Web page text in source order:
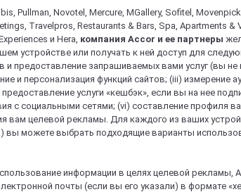
Pullman, Novotel, Mercure, MGallery, Sofitel,
Travelpros, Restaurants & Bars, Spa, Apartments &
и Hera, компания Accor и ее партнеры
устройстве или получать к ней доступ для
и предоставление запрашиваемых вами услуг (вы
и персонализация функций сайтов; (iii) измерение
услуги «кешбэк», если вы на нее
с социальными сетями; (vi) составление профиля
вам целевой рекламы. Для каждого из ваших
вы можете выбрать подходящие варианты
информации в целях целевой рекламы,
почты (если вы его указали) в формате